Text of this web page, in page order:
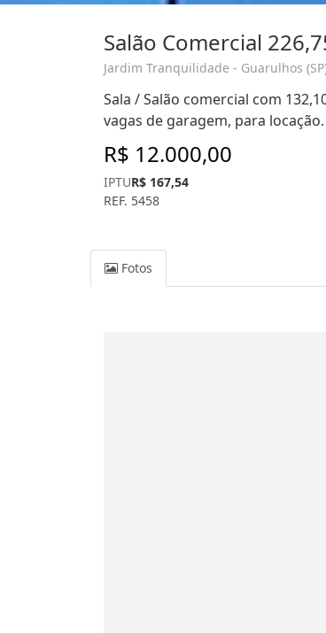
Salão Comercial
Jardim Tranquilidade - Guarulhos
Sala / Salão comercial com
vagas de garagem, para
R$ 12.000,00
IPTUR$ 167,54
REF. 5458
Fotos